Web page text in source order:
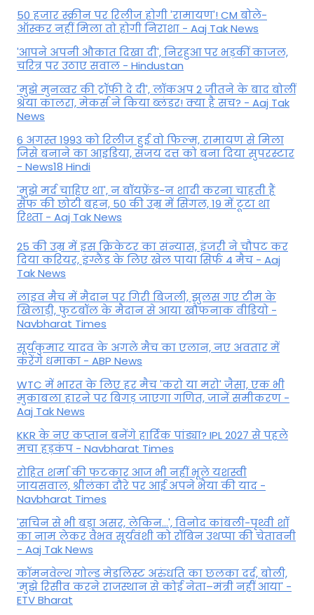
50 हजार स्क्रीन पर रिलीज होगी 'रामायण'! CM बोले-
ऑस्कर नहीं मिला तो होगी निराशा - Aaj Tak News
'आपने अपनी औकात दिखा दी', निरहुआ पर भड़कीं काजल,
चरित्र पर उठाए सवाल - Hindustan
'मुझे मुनव्वर की ट्रॉफी दे दी', लॉकअप 2 जीतने के बाद बोलीं
श्रेया कालरा, मेकर्स ने किया ब्लंडर! क्या है सच? - Aaj Tak
News
6 अगस्त 1993 को रिलीज हुई वो फिल्म, रामायण से मिला
जिसे बनाने का आइडिया, संजय दत्त को बना दिया सुपरस्टार
- News18 Hindi
'मुझे मर्द चाहिए था', न बॉयफ्रेंड-न शादी करना चाहती हैं
सैफ की छोटी बहन, 50 की उम्र में सिंगल, 19 में टूटा था
रिश्ता - Aaj Tak News
25 की उम्र में इस क्रिकेटर का संन्यास, इंजरी ने चौपट कर
दिया करियर, इंग्लैंड के लिए खेल पाया सिर्फ 4 मैच - Aaj
Tak News
लाइव मैच में मैदान पर गिरी बिजली, झुलस गए टीम के
खिलाड़ी, फुटबॉल के मैदान से आया खौफनाक वीडियो -
Navbharat Times
सूर्यकुमार यादव के अगले मैच का एलान, नए अवतार में
करेंगे धमाका - ABP News
WTC में भारत के लिए हर मैच 'करो या मरो' जैसा, एक भी
मुकाबला हारने पर बिगड़ जाएगा गण‍ित, जानें समीकरण -
Aaj Tak News
KKR के नए कप्तान बनेंगे हार्दिक पांड्या? IPL 2027 से पहले
मचा हड़कंप - Navbharat Times
रोहित शर्मा की फटकार आज भी नहीं भूले यशस्वी
जायसवाल, श्रीलंका दौरे पर आई अपने भैया की याद -
Navbharat Times
'सचिन से भी बड़ा असर, लेकिन...', व‍िनोद कांबली-पृथ्वी शॉ
का नाम लेकर वैभव सूर्यवंशी को रॉबिन उथप्पा की चेतावनी
- Aaj Tak News
कॉमनवेल्थ गोल्ड मे​डलिस्ट अरुंधति का छलका दर्द, बोली,
'मुझे रिसीव करने राजस्थान से कोई नेता–मंत्री नहीं आया' -
ETV Bharat